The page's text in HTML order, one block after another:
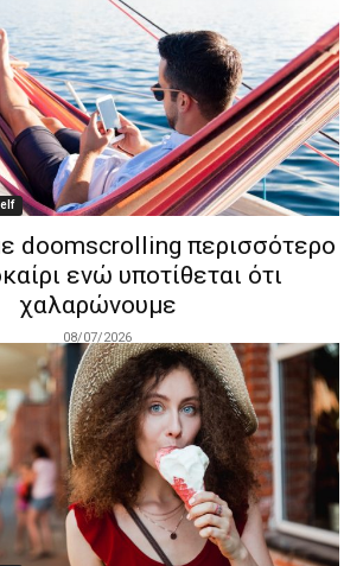
doomscrolling περισσότερο
ενώ υποτίθεται ότι
χαλαρώνουμε
08/07/2026